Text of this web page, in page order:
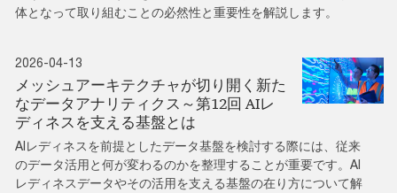
体となって取り組むことの必然性と重要性を解説します。
2026-04-13
メッシュアーキテクチャが切り開く新た
なデータアナリティクス～第12回 AIレ
ディネスを支える基盤とは
AIレディネスを前提としたデータ基盤を検討する際には、従来
のデータ活用と何が変わるのかを整理することが重要です。AI
レディネスデータやその活用を支える基盤の在り方について解